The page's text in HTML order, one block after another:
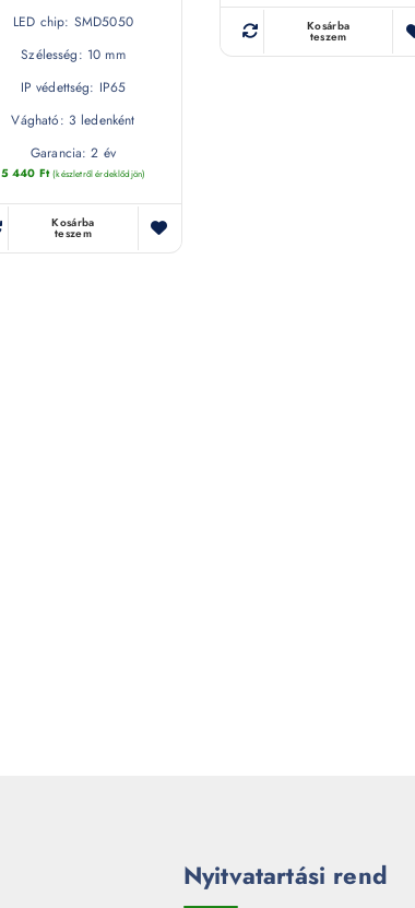
LED chip: SMD5050
Szélesség: 10 mm
IP védettség: IP65
Vágható: 3 ledenként
Garancia: 2 év
5 440 Ft (készletről érdeklődjön)
Kosárba
teszem
Kosárba
teszem
Nyitvatartási rend